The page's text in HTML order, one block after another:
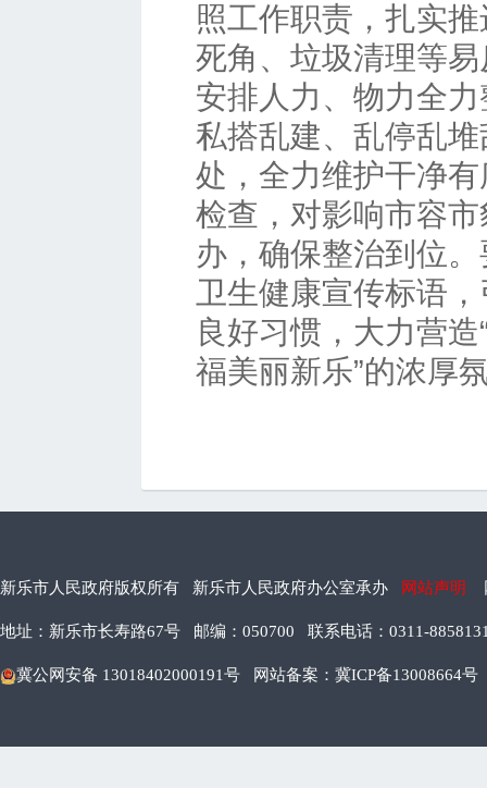
照工作职责，扎实
死角、垃圾清理等
安排人力、物力全
私搭乱建、乱停乱
处，全力维护干净
检查，对影响市容市
办，确保整治到位
卫生健康宣传标语
良好习惯，大力营
福美丽新乐”的浓厚